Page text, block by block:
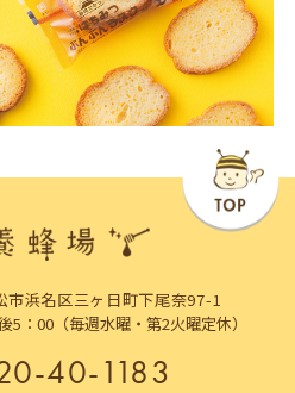
市浜名区三ヶ日町下尾奈97-1
5：00（毎週水曜・第2火曜定休）
40-1183